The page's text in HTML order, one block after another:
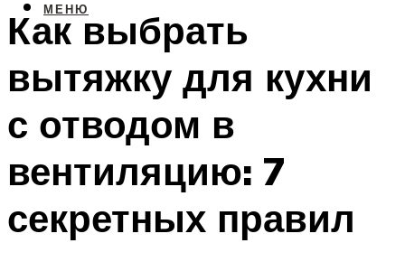
МЕНЮ
Как выбрать
вытяжку для кухни
с отводом в
вентиляцию: 7
секретных правил